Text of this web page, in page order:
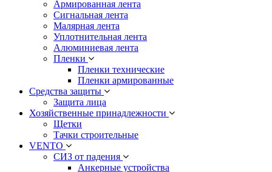
Армированная лента
Сигнальная лента
Малярная лента
Уплотнительная лента
Алюминиевая лента
Пленки
Пленки технические
Пленки армированные
Средства защиты
Защита лица
Хозяйственные принадлежности
Щетки
Тачки строительные
VENTO
СИЗ от падения
Анкерные устройства